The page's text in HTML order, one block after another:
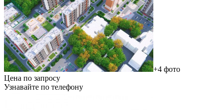
+4 фото
Цена по запросу
Узнавайте по телефону